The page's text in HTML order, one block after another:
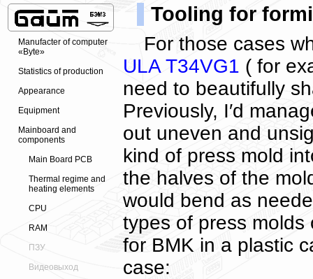
Manufacter of computer
«Byte»
Statistics of production
Appearance
Equipment
Mainboard and
components
Main Board PCB
Thermal regime and
heating elements
CPU
RAM
ПЗУ
Видеовыход
Tooling for
For those cases
ULA T34VG1 ( for
need to beautifully
Previously, I′d
out uneven and
kind of press mold
the halves of the
would bend as
types of press
for BMK in a plastic
case: